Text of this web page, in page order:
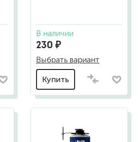
В наличии
230 ₽
Выбрать вариант
Купить